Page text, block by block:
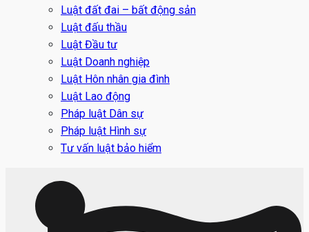
Luật đất đai – bất động sản
Luật đấu thầu
Luật Đầu tư
Luật Doanh nghiệp
Luật Hôn nhân gia đình
Luật Lao động
Pháp luật Dân sự
Pháp luật Hình sự
Tư vấn luật bảo hiểm